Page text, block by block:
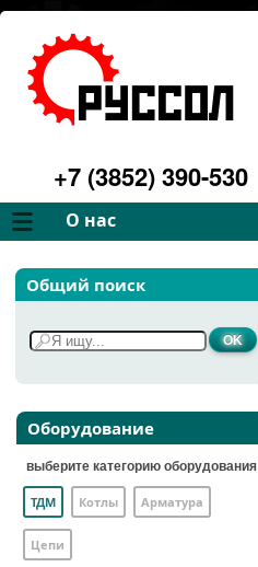
+7 (3852) 390-530
О нас
Компания
Философия
Услуги
Галерея
Контакты
Общий поиск
Оборудование
выберите категорию оборудования
ТДМ Котлы Арматура
Цепи